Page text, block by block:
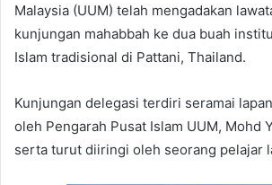
Malaysia (UUM) telah mengadakan
kunjungan mahabbah ke dua buah
Islam tradisional di Pattani, Thailand.
Kunjungan delegasi terdiri seramai
oleh Pengarah Pusat Islam UUM, Mohd
serta turut diiringi oleh seorang pelajar